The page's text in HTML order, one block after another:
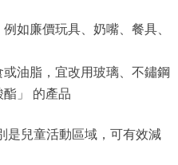
如廉價玩具、奶嘴、餐具、
油脂，宜改用玻璃、不鏽鋼
」 的產品
是兒童活動區域，可有效減